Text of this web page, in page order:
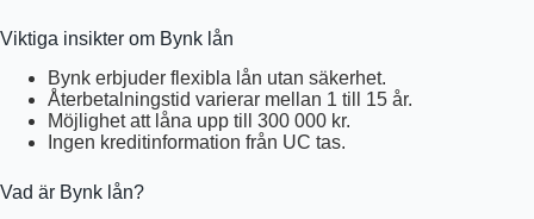
Viktiga insikter om Bynk lån
Bynk erbjuder flexibla lån utan säkerhet.
Återbetalningstid varierar mellan 1 till 15 år.
Möjlighet att låna upp till 300 000 kr.
Ingen kreditinformation från UC tas.
Vad är Bynk lån?